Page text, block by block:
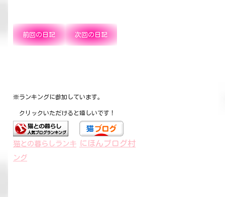
前回の日記 次回の日記
※ランキングに参加しています。
クリックいただけると嬉しいです！
猫との暮らしランキ
ング
にほんブログ村